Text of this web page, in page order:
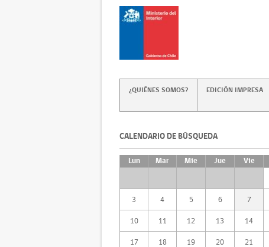
¿QUIÉNES SOMOS? EDICIÓN IMPRESA
CALENDARIO DE BÚSQUEDA
Lun Mar Mie Jue Vie
3 4 5 6 7
10 11 12 13 14
17 18 19 20 21